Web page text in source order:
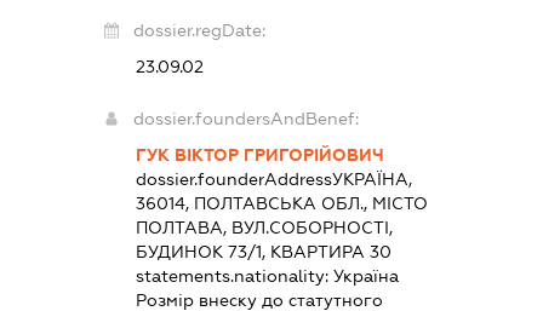
dossier.regDate:
23.09.02
dossier.foundersAndBenef:
ГУК ВІКТОР ГРИГОРІЙОВИЧ
dossier.founderAddressУКРАЇНА,
36014, ПОЛТАВСЬКА ОБЛ., МІСТО
ПОЛТАВА, ВУЛ.СОБОРНОСТІ,
БУДИНОК 73/1, КВАРТИРА 30
statements.nationality: Україна
Розмір внеску до статутного